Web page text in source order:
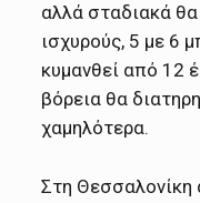
αλλά σταδιακά
ισχυρούς, 5 με 6
κυμανθεί από 12
βόρεια θα
χαμηλότερα.
Στη Θεσσαλονίκη